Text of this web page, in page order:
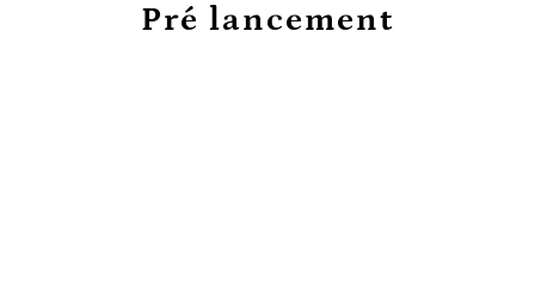
Pré lancement